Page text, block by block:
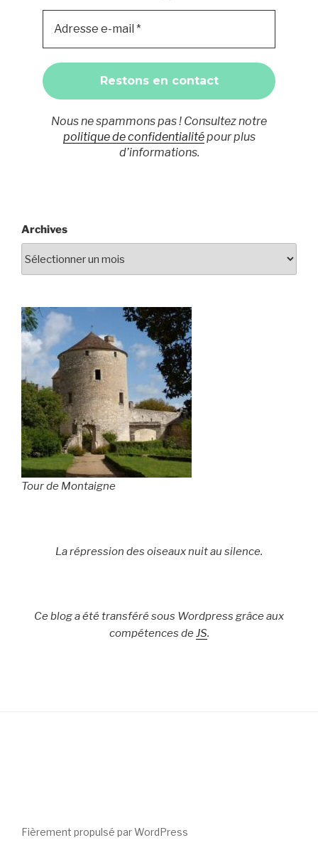
Nous ne spammons pas ! Consultez notre
politique de confidentialitépour plus
d’informations.
Archives
Tour de Montaigne
La répression des oiseaux nuit au silence.
Ce blog a été transféré sous Wordpress grâce aux
compétences de JS.
Fièrement propulsé par WordPress